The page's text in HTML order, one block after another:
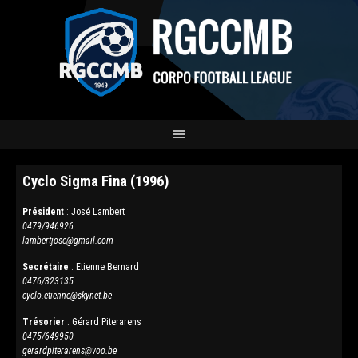
Cyclo Sigma Fina (1996)
Président: José Lambert
0479/946926
lambertjose@gmail.com
Secrétaire : Etienne Bernard
0476/323135
cyclo.etienne@skynet.be
Trésorier : Gérard Piterarens
0475/649950
gerardpiterarens@voo.be